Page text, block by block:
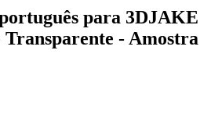
para 3DJAKE
- Amostra